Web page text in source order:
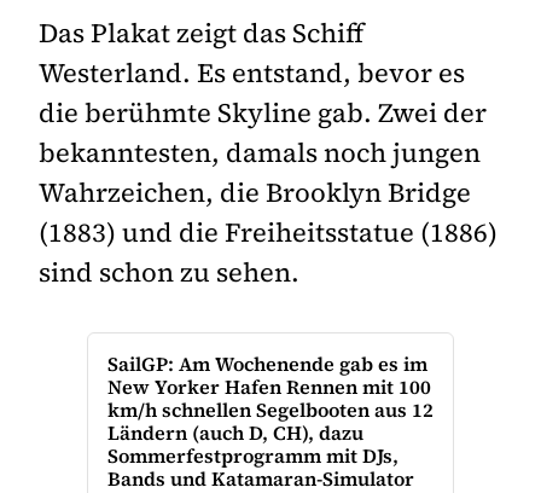
Das Plakat zeigt das Schiff
Westerland. Es entstand, bevor es
die berühmte Skyline gab. Zwei der
bekanntesten, damals noch jungen
Wahrzeichen, die Brooklyn Bridge
(1883) und die Freiheitsstatue (1886)
sind schon zu sehen.
SailGP: Am Wochenende gab es im
New Yorker Hafen Rennen mit 100
km/h schnellen Segelbooten aus 12
Ländern (auch D, CH), dazu
Sommerfestprogramm mit DJs,
Bands und Katamaran-Simulator